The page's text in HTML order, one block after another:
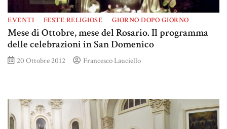
EVENTI FESTE RELIGIOSE GIORNO DOPO GIORNO
Mese di Ottobre, mese del Rosario. Il programma
delle celebrazioni in San Domenico
20 Ottobre 2012 Francesco Lauciello